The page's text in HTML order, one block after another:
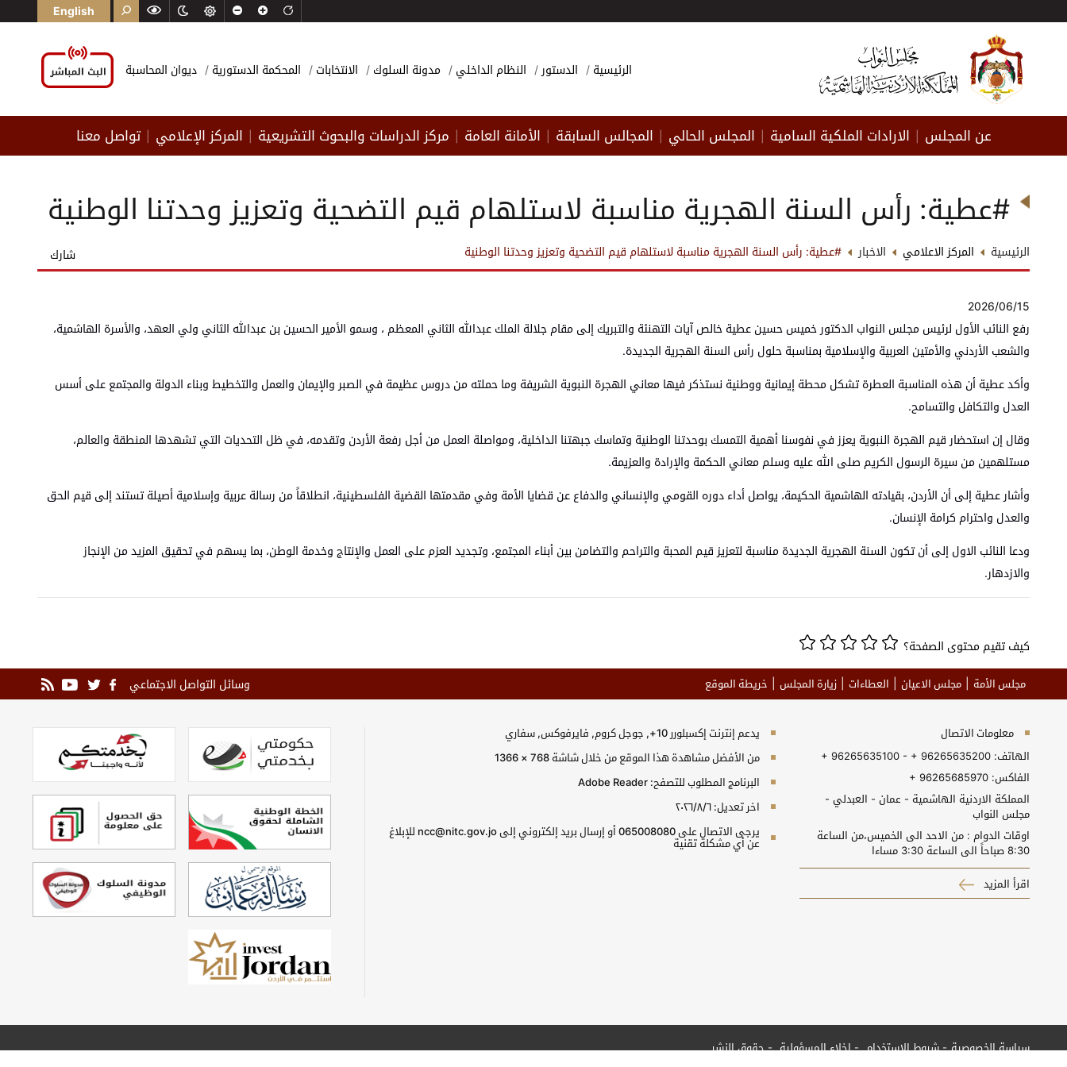
English
الرئيسية الدستور النظام الداخلي مدونة السلوك الانتخابات المحكمة الدستورية ديوان المحاسبة
عن المجلس الارادات الملكية السامية المجلس الحالي المجالس السابقة الأمانة العامة مركز الدراسات والبحوث التشريعية المركز الإعلامي تواصل معنا
#عطية: رأس السنة الهجرية مناسبة لاستلهام قيم التضحية وتعزيز وحدتنا الوطنية
الرئيسية المركز الاعلامي الاخبار #عطية: رأس السنة الهجرية مناسبة لاستلهام قيم التضحية وتعزيز وحدتنا الوطنية شارك
2026/06/15
رفع النائب الأول لرئيس مجلس النواب الدكتور خميس حسين عطية خالص آيات التهنئة والتبريك إلى مقام جلالة الملك عبدالله الثاني المعظم ، وسمو الأمير الحسين بن عبدالله الثاني ولي العهد، والأسرة الهاشمية،
والشعب الأردني والأمتين العربية والإسلامية بمناسبة حلول رأس السنة الهجرية الجديدة.
وأكد عطية أن هذه المناسبة العطرة تشكل محطة إيمانية ووطنية نستذكر فيها معاني الهجرة النبوية الشريفة وما حملته من دروس عظيمة في الصبر والإيمان والعمل والتخطيط وبناء الدولة والمجتمع على أسس
العدل والتكافل والتسامح.
وقال إن استحضار قيم الهجرة النبوية يعزز في نفوسنا أهمية التمسك بوحدتنا الوطنية وتماسك جبهتنا الداخلية، ومواصلة العمل من أجل رفعة الأردن وتقدمه، في ظل التحديات التي تشهدها المنطقة والعالم،
مستلهمين من سيرة الرسول الكريم صلى الله عليه وسلم معاني الحكمة والإرادة والعزيمة.
وأشار عطية إلى أن الأردن، بقيادته الهاشمية الحكيمة، يواصل أداء دوره القومي والإنساني والدفاع عن قضايا الأمة وفي مقدمتها القضية الفلسطينية، انطلاقاً من رسالة عربية وإسلامية أصيلة تستند إلى قيم الحق
والعدل واحترام كرامة الإنسان.
ودعا النائب الاول إلى أن تكون السنة الهجرية الجديدة مناسبة لتعزيز قيم المحبة والتراحم والتضامن بين أبناء المجتمع، وتجديد العزم على العمل والإنتاج وخدمة الوطن، بما يسهم في تحقيق المزيد من الإنجاز
والازدهار.
كيف تقيم محتوى الصفحة؟
مجلس الأمة مجلس الاعيان العطاءات زيارة المجلس خريطة الموقع وسائل التواصل الاجتماعي
معلومات الاتصال
الهاتف: + 96265635100 - + 96265635200
الفاكس: + 96265685970
المملكة الاردنية الهاشمية - عمان - العبدلي -
مجلس النواب
اوقات الدوام : من الاحد الى الخميس،من الساعة
8:30 صباحاً الى الساعة 3:30 مساءا
اقرأ المزيد
يدعم إنترنت إكسبلورر 10+, جوجل كروم, فايرفوكس, سفاري
من الأفضل مشاهدة هذا الموقع من خلال شاشة 768 × 1366
البرنامج المطلوب للتصفح: Adobe Reader
اخر تعديل: ٢٠٢٦/٨/٦
يرجى الاتصال على 065008080 أو إرسال بريد إلكتروني إلى ncc@nitc.gov.jo للإبلاغ
عن أي مشكلة تقنية
سياسة الخصوصية شروط الاستخدام إخلاء المسؤولية
حقوق النشر